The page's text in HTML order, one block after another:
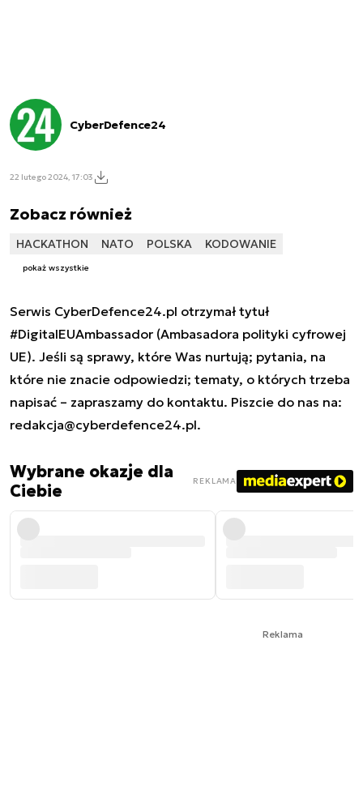
CyberDefence24
22 lutego 2024, 17:03
Zobacz również
HACKATHON NATO POLSKA KODOWANIE
pokaż wszystkie
Serwis CyberDefence24.pl otrzymał tytuł
#DigitalEUAmbassador (Ambasadora polityki cyfrowej
UE). Jeśli są sprawy, które Was nurtują; pytania, na
które nie znacie odpowiedzi; tematy, o których trzeba
napisać – zapraszamy do kontaktu. Piszcie do nas na:
redakcja@cyberdefence24.pl.
Wybrane okazje dla
Ciebie
REKLAMA
Reklama